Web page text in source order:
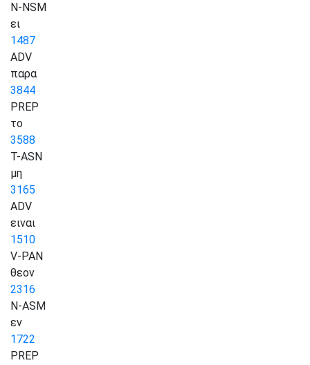
N-NSM
ει
1487
ADV
παρα
3844
PREP
το
3588
T-ASN
μη
3165
ADV
ειναι
1510
V-PAN
θεον
2316
N-ASM
εν
1722
PREP